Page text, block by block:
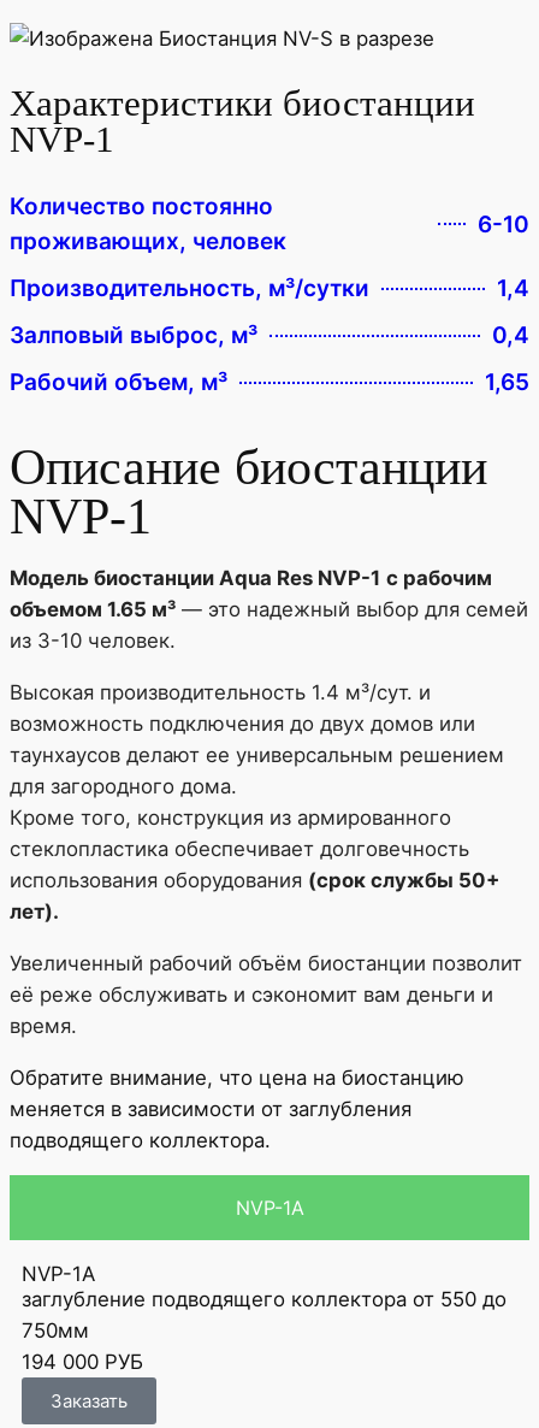
Характеристики биостанции
NVP-1
Количество постоянно
проживающих, человек
6-10
Производительность, м³/сутки
1,4
Залповый выброс, м³
0,4
Рабочий объем, м³
1,65
Описание биостанции
NVP-1
Модель биостанции Aqua Res NVP-1 с рабочим
объемом 1.65 м³ — это надежный выбор для семей
из 3-10 человек.
Высокая производительность 1.4 м³/сут. и
возможность подключения до двух домов или
таунхаусов делают ее универсальным решением
для загородного дома.
Кроме того, конструкция из армированного
стеклопластика обеспечивает долговечность
использования оборудования (срок службы 50+
лет).
Увеличенный рабочий объём биостанции позволит
её реже обслуживать и сэкономит вам деньги и
время.
Обратите внимание, что цена на биостанцию
меняется в зависимости от заглубления
подводящего коллектора.
NVP-1A
NVP-1А
заглубление подводящего коллектора от 550 до
750мм
194 000 РУБ
Заказать